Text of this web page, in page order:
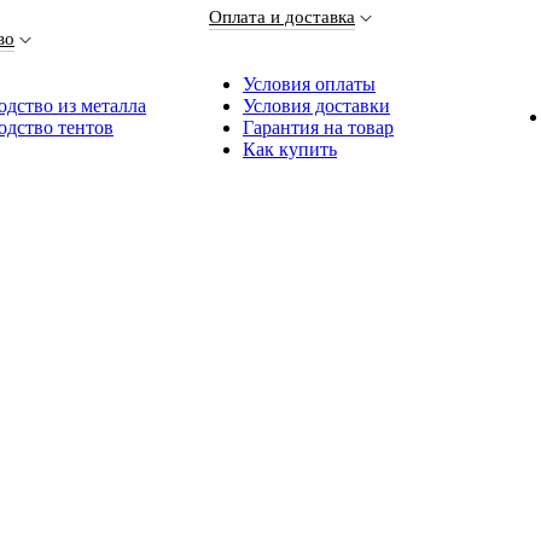
из металла
тентов
Оплата и доставка
Условия оплаты
Условия доставки
Гарантия на товар
Как купить